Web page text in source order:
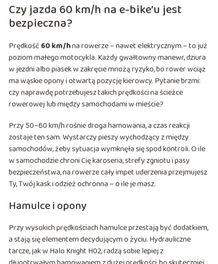
Czy jazda 60 km/h na e-bike’u jest
bezpieczna?
Prędkość 60 km/hna rowerze – nawet elektrycznym – to już
poziom małego motocykla. Każdy gwałtowny manewr, dziura
w jezdni albo piasek w zakręcie mnożą ryzyko, bo rower wciąż
ma wąskie opony i otwartą pozycję kierowcy. Pytanie brzmi:
czy naprawdę potrzebujesz takich prędkości na ścieżce
rowerowej lub między samochodami w mieście?
Przy 50–60 km/h rośnie droga hamowania, a czas reakcji
zostaje ten sam. Wystarczy pieszy wychodzący z między
samochodów, żeby sytuacja wymknęła się spod kontroli. O ile
w samochodzie chroni Cię karoseria, strefy zgniotu i pasy
bezpieczeństwa, na rowerze cały impet uderzenia przejmujesz
Ty, Twój kask i odzież ochronna – o ile je masz.
Hamulce i opony
Przy wysokich prędkościach hamulce przestają być dodatkiem,
a stają się elementem decydującym o życiu. Hydrauliczne
tarcze, jak w Halo Knight H02, radzą sobie lepiej z